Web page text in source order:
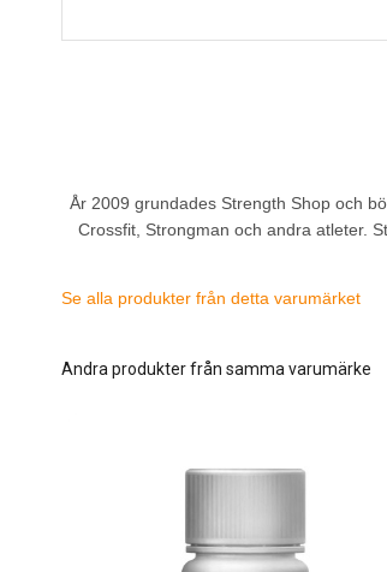
År 2009 grundades Strength Shop och
Crossfit, Strongman och andra atleter.
Se alla produkter från detta varumärket
Andra produkter från samma varumärke